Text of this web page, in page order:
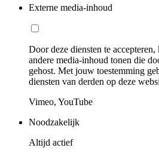
Externe media-inhoud
Door deze diensten te
andere media-inhoud tonen die
gehost. Met jouw toestemming
diensten van derden op deze
Vimeo, YouTube
Noodzakelijk
Altijd actief